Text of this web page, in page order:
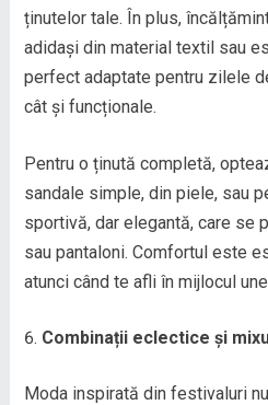
ținutelor tale. În plus,
adidași din material textil sau
perfect adaptate pentru zilele
cât și funcționale.
Pentru o ținută completă,
sandale simple, din piele, sau
sportivă, dar elegantă, care se
sau pantaloni. Comfortul este
atunci când te afli în mijlocul
Combinații eclectice și
Moda inspirată din festivaluri